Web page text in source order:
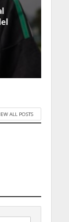
ALL POSTS